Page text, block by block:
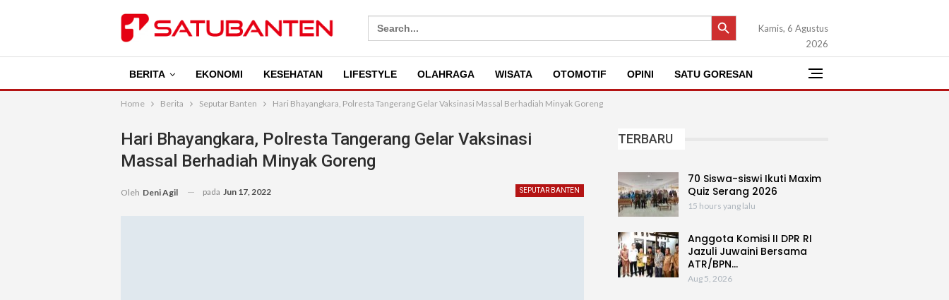
Search
for:
SEARCH BUTTON
Kamis, 6 Agustus
2026
BERITA EKONOMI KESEHATAN LIFESTYLE OLAHRAGA WISATA OTOMOTIF OPINI SATU GORESAN
Home Berita Seputar Banten Hari Bhayangkara, Polresta Tangerang Gelar Vaksinasi Massal Berhadiah Minyak Goreng
Hari Bhayangkara, Polresta Tangerang Gelar Vaksinasi
Massal Berhadiah Minyak Goreng
SEPUTAR BANTEN
Oleh Deni Agil pada Jun 17, 2022
TERBARU
70 Siswa-siswi Ikuti Maxim
Quiz Serang 2026
15 hours yang lalu
Anggota Komisi II DPR RI
Jazuli Juwaini Bersama
ATR/BPN…
Aug 5, 2026